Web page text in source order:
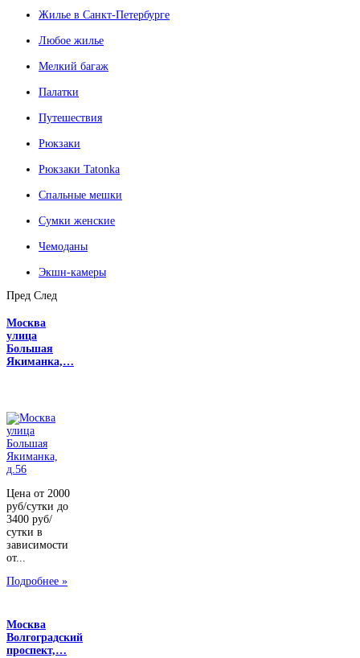
Жилье в Санкт-Петербурге
Любое жилье
Мелкий багаж
Палатки
Путешествия
Рюкзаки
Рюкзаки Tatonka
Спальные мешки
Сумки женские
Чемоданы
Экшн-камеры
Пред След
Москва
улица
Большая
Якиманка,…
Цена от 2000
руб/сутки до
3400 руб/
сутки в
зависимости
от...
Подробнее »
Москва
Волгоградский
проспект,…